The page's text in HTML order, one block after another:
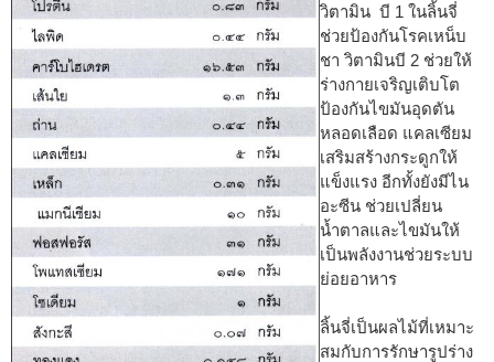
วิตามิน บี 1 ในลิ้นจี่
ช่วยป้องกันโรคเหน็บ
ชา วิตามินบี 2 ช่วยให้
ร่างกายเจริญเติบโต
ป้องกันไขมันอุดตัน
หลอดเลือด แคลเซียม
เสริมสร้างกระดูกให้
แข็งแรง อีกทั้งยังมีไน
อะซีน ช่วยเปลี่ยน
น้ำตาลและไขมันให้
เป็นพลังงานช่วยระบบ
ย่อยอาหาร
ลิ้นจี่เป็นผลไม้ที่เหมาะ
สมกับการรักษารูปร่าง